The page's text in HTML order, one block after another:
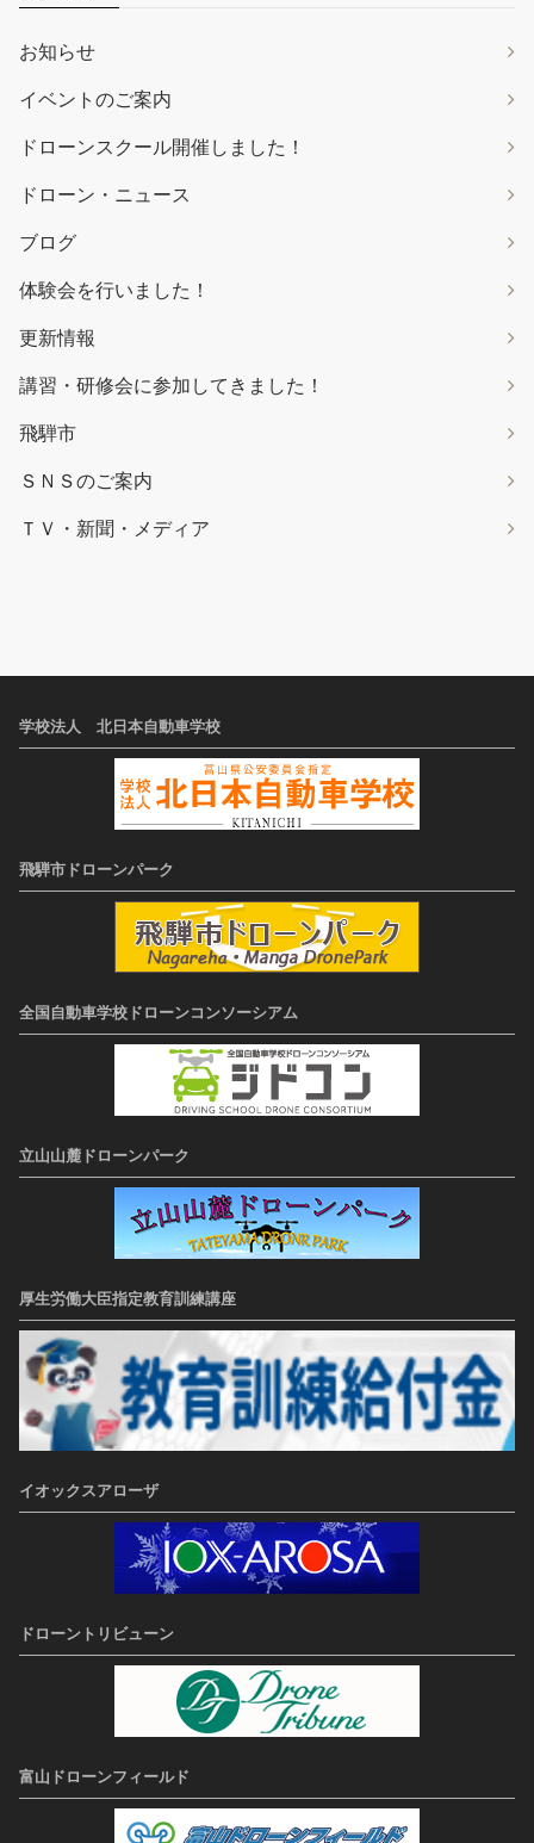
お知らせ
イベントのご案内
ドローンスクール開催しました！
ドローン・ニュース
ブログ
体験会を行いました！
更新情報
講習・研修会に参加してきました！
飛騨市
ＳＮＳのご案内
ＴＶ・新聞・メディア
学校法人 北日本自動車学校
飛騨市ドローンパーク
全国自動車学校ドローンコンソーシアム
立山山麓ドローンパーク
厚生労働大臣指定教育訓練講座
イオックスアローザ
ドローントリビューン
富山ドローンフィールド